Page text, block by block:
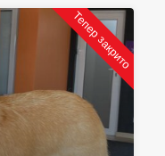
Тепер закрито